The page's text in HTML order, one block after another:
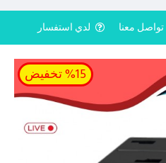
تواصل معنا لدي استفسار
%15 تخفيض